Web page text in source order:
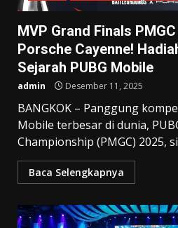
MVP Grand Finals
Porsche Cayenne!
Sejarah PUBG Mobile
admin Desember 11, 2025
BANGKOK – Panggung
Mobile terbesar di dunia,
Championship (PMGC) 2025,
Baca Selengkapnya